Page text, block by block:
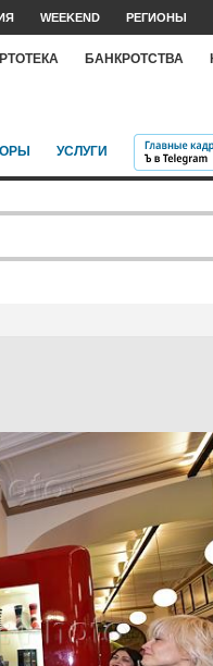
WEEKEND РЕГИОНЫ
БАНКРОТСТВА
УСЛУГИ